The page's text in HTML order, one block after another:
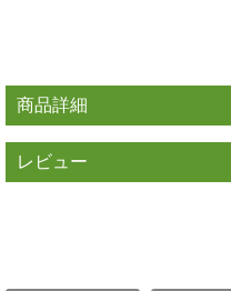
商品詳細
レビュー